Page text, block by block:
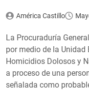
América Castillo
La Procuraduría
por medio de la
Homicidios Dolosos y
a proceso de una
señalada como